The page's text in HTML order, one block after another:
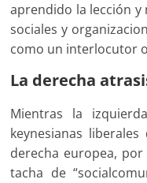
aprendido la lección
sociales y
como un interlocutor
La derecha
Mientras la
keynesianas
derecha europea,
tacha de